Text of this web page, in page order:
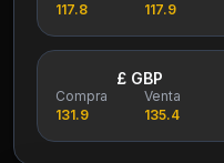
117.8
117.9
£ GBP
Compra
131.9
Venta
135.4